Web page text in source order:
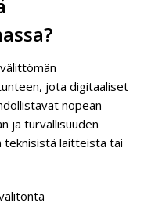
jota digitaaliset
nopean
ja turvallisuuden
teknisistä laitteista tai